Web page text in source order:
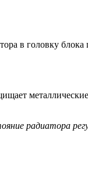
в головку блока
радиатора